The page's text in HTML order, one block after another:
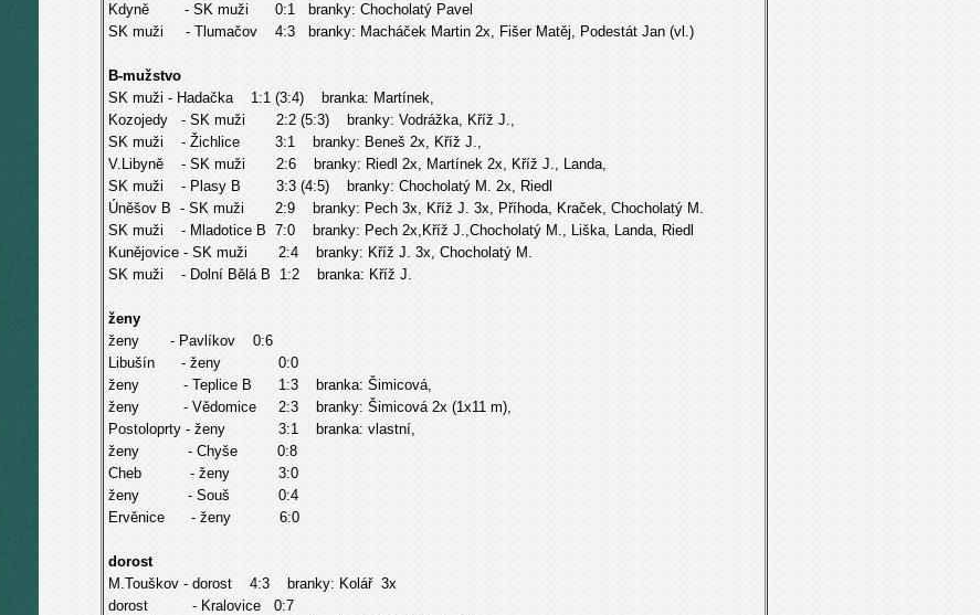
Kdyně - SK muži 0:1 branky: Chocholatý Pavel
SK muži - Tlumačov 4:3 branky: Macháček Martin 2x, Fišer Matěj, Podestát Jan (vl.)
B-mužstvo
SK muži - Hadačka 1:1 (3:4) branka: Martínek,
Kozojedy - SK muži 2:2 (5:3) branky: Vodrážka, Kříž J.,
SK muži - Žichlice 3:1 branky: Beneš 2x, Kříž J.,
V.Libyně - SK muži 2:6 branky: Riedl 2x, Martínek 2x, Kříž J., Landa,
SK muži - Plasy B 3:3 (4:5) branky: Chocholatý M. 2x, Riedl
Úněšov B - SK muži 2:9 branky: Pech 3x, Kříž J. 3x, Příhoda, Kraček, Chocholatý M.
SK muži - Mladotice B 7:0 branky: Pech 2x,Kříž J.,Chocholatý M., Liška, Landa, Riedl
Kunějovice - SK muži 2:4 branky: Kříž J. 3x, Chocholatý M.
SK muži - Dolní Bělá B 1:2 branka: Kříž J.
ženy
ženy - Pavlíkov 0:6
Libušín - ženy 0:0
ženy - Teplice B 1:3 branka: Šimicová,
ženy - Vědomice 2:3 branky: Šimicová 2x (1x11 m),
Postoloprty - ženy 3:1 branka: vlastní,
ženy - Chyše 0:8
Cheb - ženy 3:0
ženy - Souš 0:4
Ervěnice - ženy 6:0
dorost
M.Touškov - dorost 4:3 branky: Kolář 3x
dorost - Kralovice 0:7